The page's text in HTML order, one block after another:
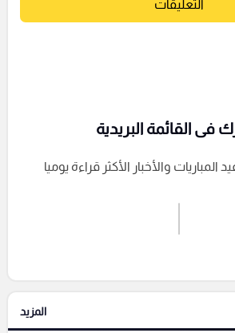
التعليقات
إرسال تعليق
فى القائمة البريدية
والأخبار الأكثر قراءة يوميا
المزيد